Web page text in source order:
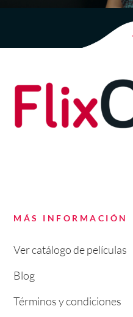
MÁS INFORMACIÓN
Ver catálogo de películas
Blog
Términos y condiciones